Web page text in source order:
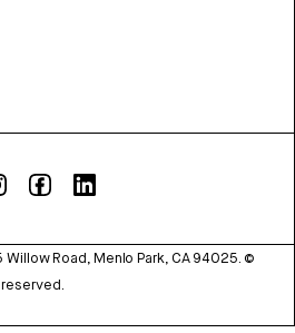
Road, Menlo Park, CA 94025. ©